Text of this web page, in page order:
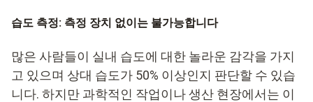
습도 측정: 측정 장치 없이는 불가능합니다
많은 사람들이 실내 습도에 대한 놀라운 감각을 가지
고 있으며 상대 습도가 50% 이상인지 판단할 수 있습
니다. 하지만 과학적인 작업이나 생산 현장에서는 이